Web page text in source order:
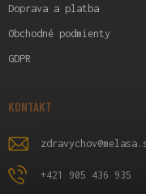
Doprava a platba
Obchodné podmienty
GDPR
KONTAKT
zdravychov@
+421 905 436 935